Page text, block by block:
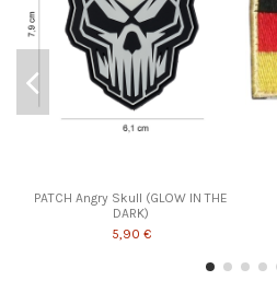
PATCH Angry Skull (GLOW IN THE
DARK)
5,90 €